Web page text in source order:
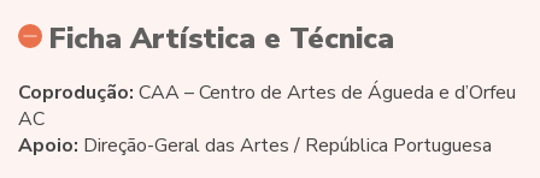
Ficha Artística e Técnica
Coprodução: CAA – Centro de Artes de Águeda e d’Orfeu
AC
Apoio: Direção-Geral das Artes / República Portuguesa